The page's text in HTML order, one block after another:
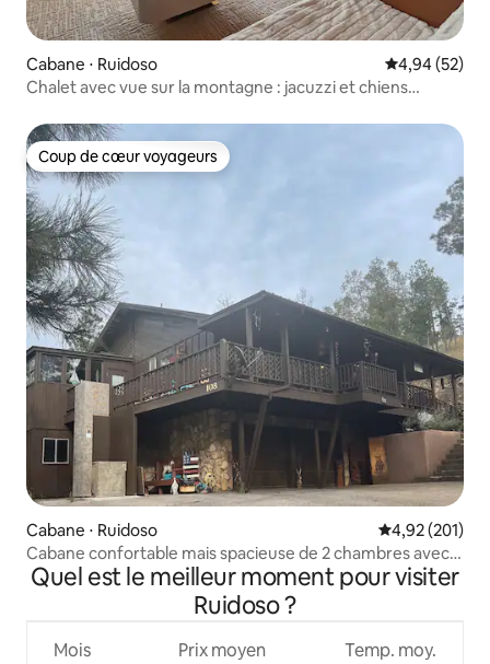
Cabane ⋅ Ruidoso Évaluation
4,94 (52)
Chalet avec vue sur la montagne : jacuzzi et chiens
Coup de cœur voyageurs
Coup de cœur voyageurs
Cabane ⋅ Ruidoso Évaluation
4,92 (201)
Cabane confortable mais spacieuse de 2 chambres avec
jacuzzi
Quel est le meilleur moment pour visiter
Ruidoso ?
Mois Prix moyen Temp. moy.